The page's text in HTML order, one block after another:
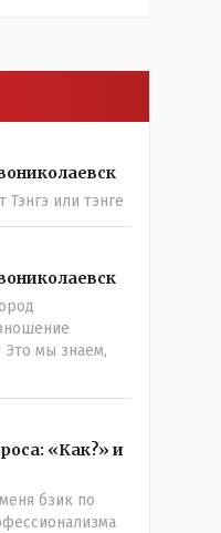
или тэнге
Это мы знаем,
«Как?» и
бзик по